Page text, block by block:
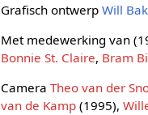
Grafisch ontwerpWill
Met medewerking van
Bonnie St. Claire, Bram
CameraTheo van der
van de Kamp (1995),